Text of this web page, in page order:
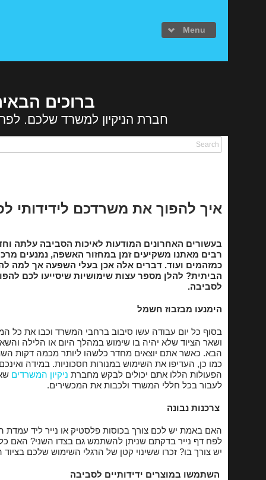
Menu
ברוכים
חברת הניקיון למשרד שלכם.
עמוד הבית
ניקיון לאחר
פוליש
הברקת
איך להפוך את משרדכם לידידותי
בעשורים האחרונים המודעות לאיכות הסביבה עלתה
רבים מאתנו משקיעים זמן במחזור האשפה, נמנעים
כמזהמים ועוד. דברים אלה אכן בעלי השפעה אך למה
הביתית? להלן מספר עצות שימושיות שיסייעו לכם
לסביבה.
הימנעו מבזבוז חשמל
בסוף כל יום עבודה עשו סיבוב ברחבי המשרד וכבו את כל
ושאר הציוד שלא יהיה בו שימוש במהלך היום או הלילה
הבא. כאשר אתם יוצאים מחדר כלשהו ליותר מכמה דקות
כמו כן, העדיפו את השימוש במנורות חסכוניות. במידה
הפעולות הללו אתם יכולים לבקש מחברת ניקיון המשרדים
לעבור בכל חללי המשרד ולכבות את המכשירים.
צרכנות נבונה
האם באמת יש לכם צורך בכוסות פלסטיק או נייר ליד עמדת
לפח דף נייר בדקתם שניתן להשתמש גם בצדו השני? האם
יש צורך בו? זכרו ששינוי קטן של הרגלי השימוש שלכם בציוד
השתמשו במוצרים ידידותיים לסביבה